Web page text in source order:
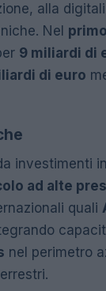
alla
Nel
9 miliardi di
di euro
investimenti
ad alte
quali
nel perimetro